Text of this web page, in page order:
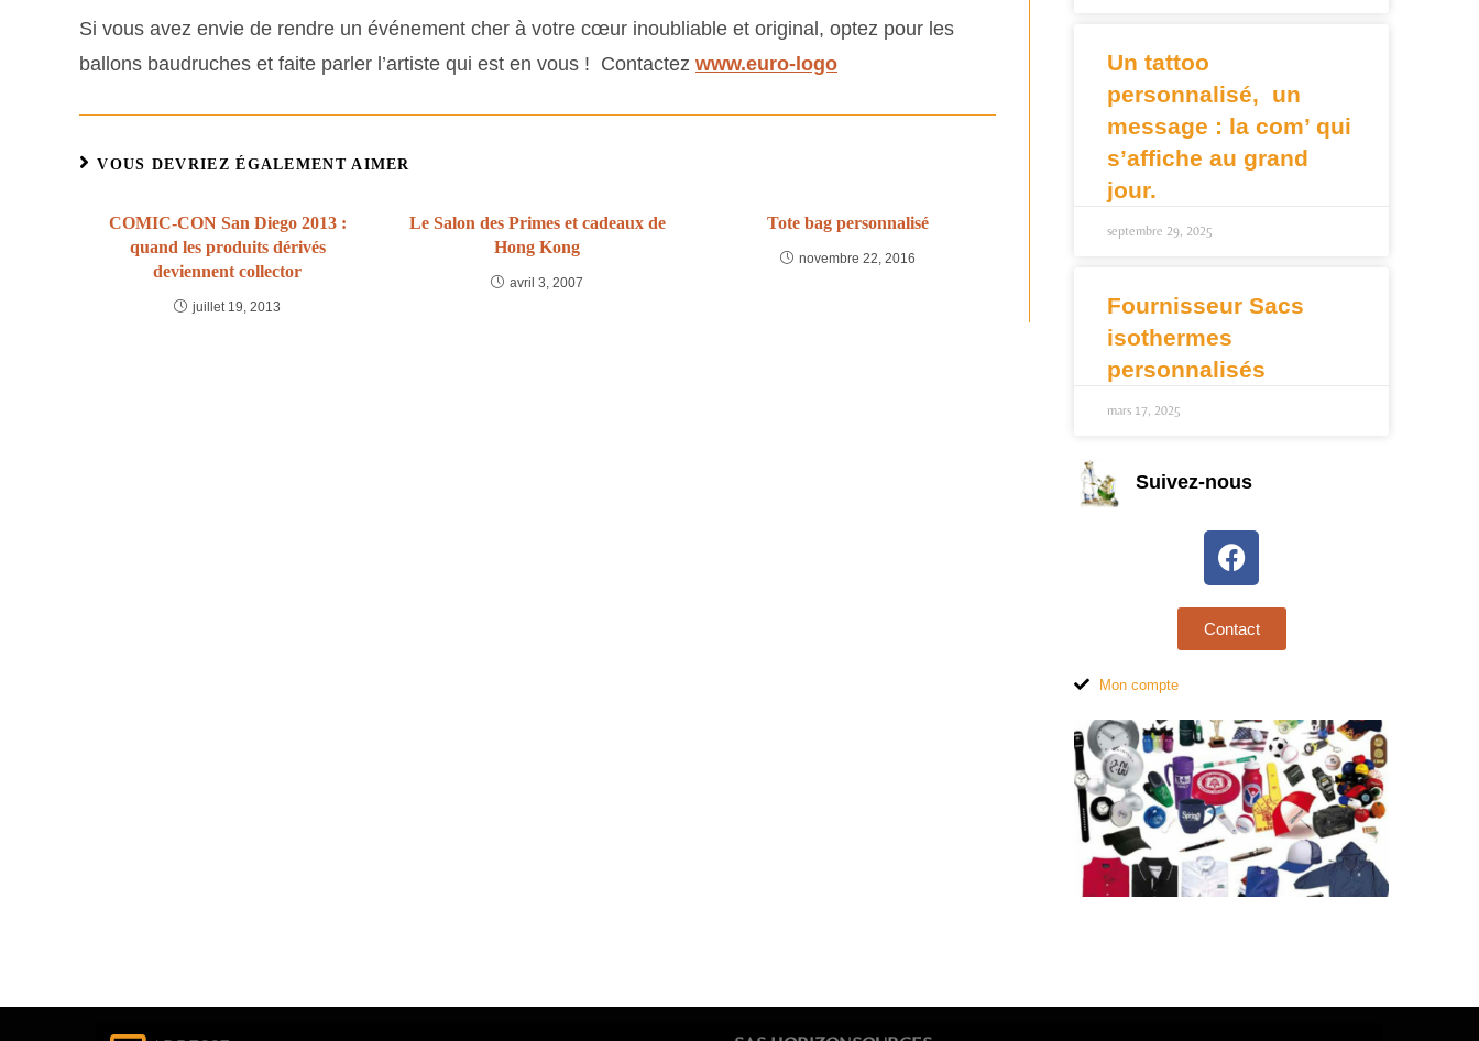
Si vous avez envie de rendre un événement cher à votre cœur inoubliable et original, optez pour les
ballons baudruches et faite parler l’artiste qui est en vous ! Contactez www.euro-logo
VOUS DEVRIEZ ÉGALEMENT AIMER
COMIC-CON San Diego 2013 :
quand les produits dérivés
deviennent collector
juillet 19, 2013
Le Salon des Primes et cadeaux de
Hong Kong
avril 3, 2007
Tote bag personnalisé
novembre 22, 2016
Un tattoo
personnalisé, un
message : la com’ qui
s’affiche au grand
jour.
septembre 29, 2025
Fournisseur Sacs
isothermes
personnalisés
mars 17, 2025
Suivez-nous
Contact
Mon compte